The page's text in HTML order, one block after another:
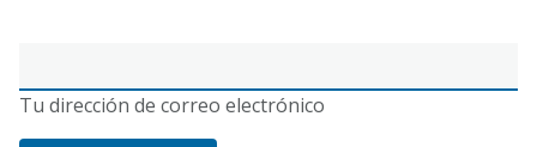
electrónico
Tu dirección de correo electrónico